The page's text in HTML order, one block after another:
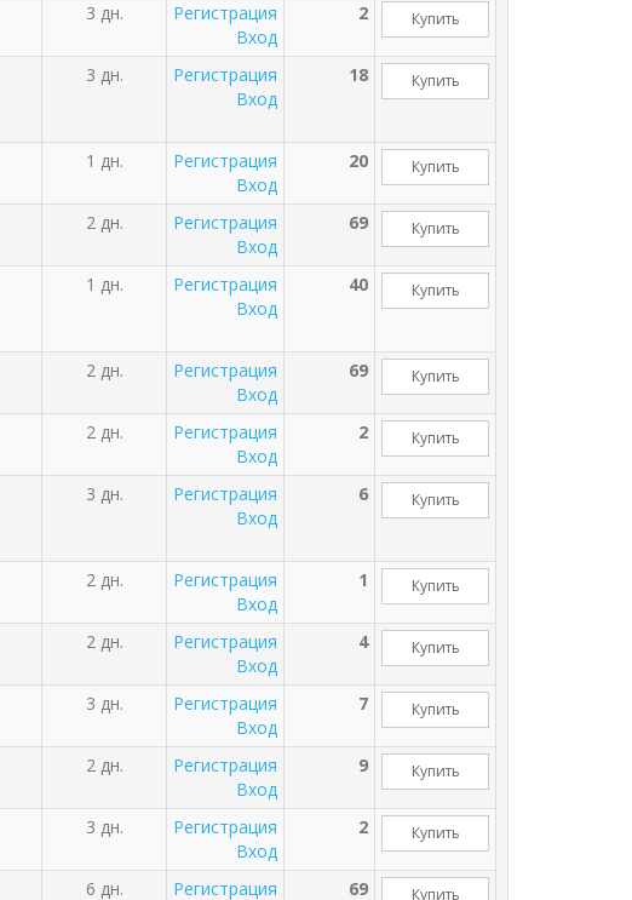
3 дн.
Регистрация
Вход
2 Купить
3 дн.
Регистрация
Вход
18 Купить
1 дн.
Регистрация
Вход
20 Купить
2 дн.
Регистрация
Вход
69 Купить
1 дн.
Регистрация
Вход
40 Купить
2 дн.
Регистрация
Вход
69 Купить
2 дн.
Регистрация
Вход
2 Купить
3 дн.
Регистрация
Вход
6 Купить
2 дн.
Регистрация
Вход
1 Купить
2 дн.
Регистрация
Вход
4 Купить
3 дн.
Регистрация
Вход
7 Купить
2 дн.
Регистрация
Вход
9 Купить
3 дн.
Регистрация
Вход
2 Купить
6 дн.
Регистрация
69 Купить